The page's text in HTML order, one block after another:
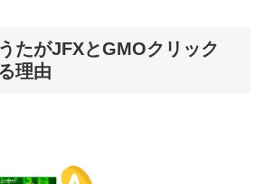
たがJFXとGMOクリック
理由